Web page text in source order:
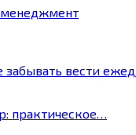
забывать вести
практическое…